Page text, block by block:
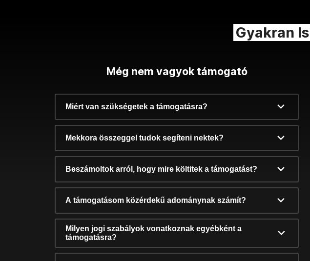
Gyakran
Még nem vagyok támogató
Miért van szükségetek a támogatásra?
Mekkora összeggel tudok segíteni nektek?
Beszámoltok arról, hogy mire költitek a támogatást?
A támogatásom közérdekű adománynak számít?
Milyen jogi szabályok vonatkoznak egyébként a
támogatásra?